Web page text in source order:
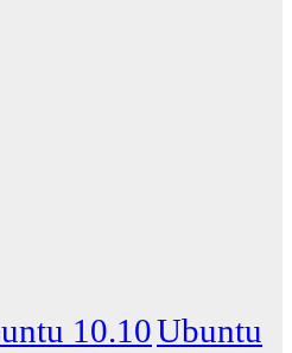
10.10Ubuntu